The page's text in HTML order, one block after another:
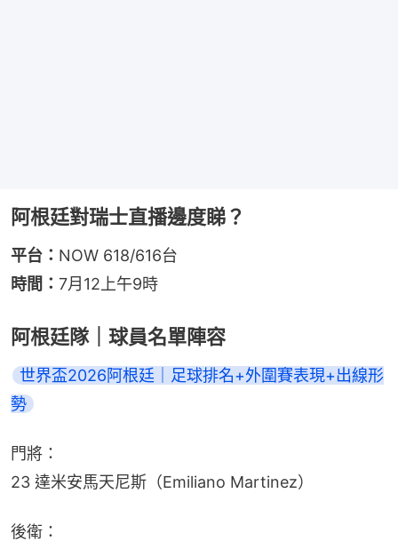
阿根廷對瑞士直播邊度睇？
平台： NOW 618/616台
時間： 7月12上午9時
阿根廷隊｜球員名單陣容
世界盃2026阿根廷｜足球排名+外圍賽表現+出線形
勢
門將：
23 達米安馬天尼斯（Emiliano Martinez）
後衛：